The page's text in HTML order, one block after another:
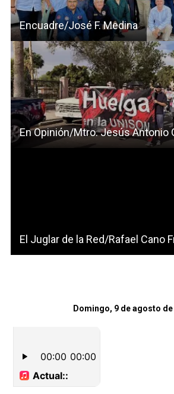
Encuadre/José F. Medina
En Opinión/Mtro. Jesús Antonio
El Juglar de la Red/Rafael Cano
Domingo, 9 de agosto de